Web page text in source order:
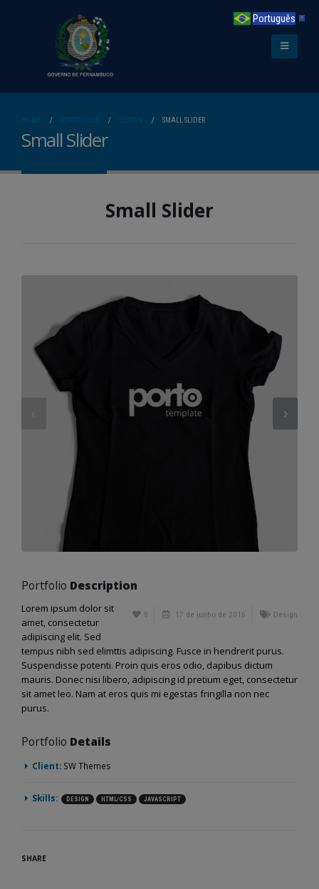
HOME PORTFOLIOS DESIGN SMALL SLIDER
Small Slider
Small Slider
Portfolio Description
0 17 de junho de 2016 Design
Lorem ipsum dolor sit
amet, consectetur
adipiscing elit. Sed
tempus nibh sed elimttis adipiscing. Fusce in hendrerit purus.
Suspendisse potenti. Proin quis eros odio, dapibus dictum
mauris. Donec nisi libero, adipiscing id pretium eget, consectetur
sit amet leo. Nam at eros quis mi egestas fringilla non nec
purus.
Portfolio Details
Client: SW Themes
Skills: DESIGN HTML/CSS JAVASCRIPT
SHARE
Português ▼